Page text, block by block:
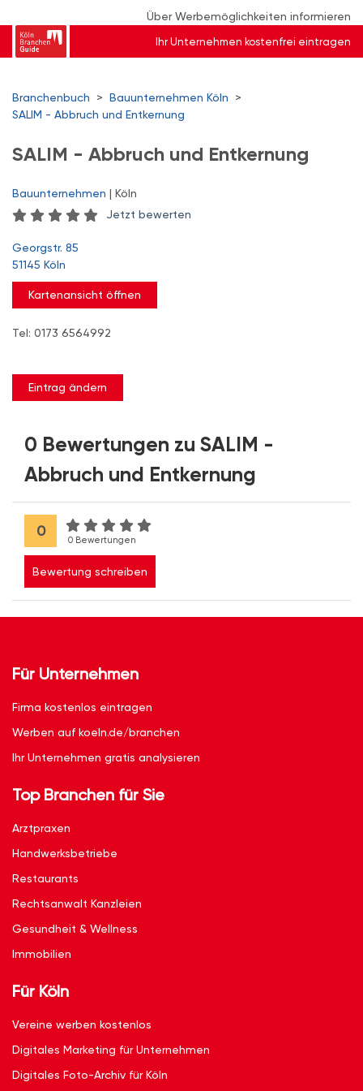
Über Werbemöglichkeiten informieren
Ihr Unternehmen kostenfrei eintragen
Branchenbuch > Bauunternehmen Köln
>
SALIM - Abbruch und Entkernung
SALIM - Abbruch und Entkernung
Bauunternehmen | Köln
Jetzt bewerten
Georgstr. 85
51145 Köln
Kartenansicht öffnen
Tel: 0173 6564992
Eintrag ändern
0 Bewertungen zu SALIM -
Abbruch und Entkernung
0
0 Bewertungen
Bewertung schreiben
Für Unternehmen
Firma kostenlos eintragen
Werben auf koeln.de/branchen
Ihr Unternehmen gratis analysieren
Top Branchen für Sie
Arztpraxen
Handwerksbetriebe
Restaurants
Rechtsanwalt Kanzleien
Gesundheit & Wellness
Immobilien
Für Köln
Vereine werben kostenlos
Digitales Marketing für Unternehmen
Digitales Foto-Archiv für Köln